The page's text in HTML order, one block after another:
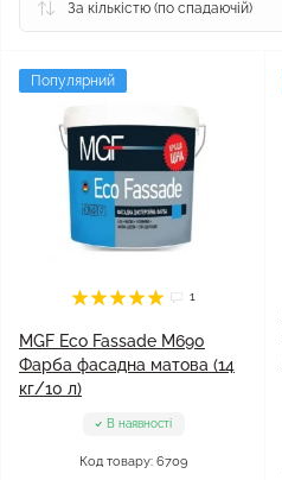
Популярний
1
MGF Eco Fassade M690
Фарба фасадна матова (14
кг/10 л)
В наявності
Код товару: 6709